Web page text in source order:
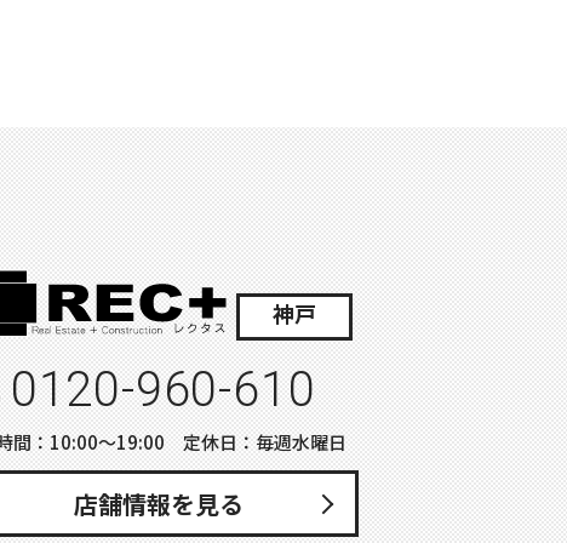
神戸
0120-960-610
間：10:00〜19:00 定休日：毎週水曜日
店舗情報を見る